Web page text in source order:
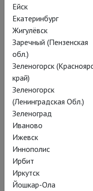
Иржи
лунная
Jiri Kilian: Kaguyahime
Философская
недостижимой
барабанов
Ейск
Екатеринбург
Жигулёвск
Заречный (Пензенская
обл.)
Зеленогорск
край)
Зеленогорск
(Ленинградская Обл.)
Зеленоград
Иваново
Ижевск
Иннополис
Ирбит
Иркутск
Йошкар-Ола